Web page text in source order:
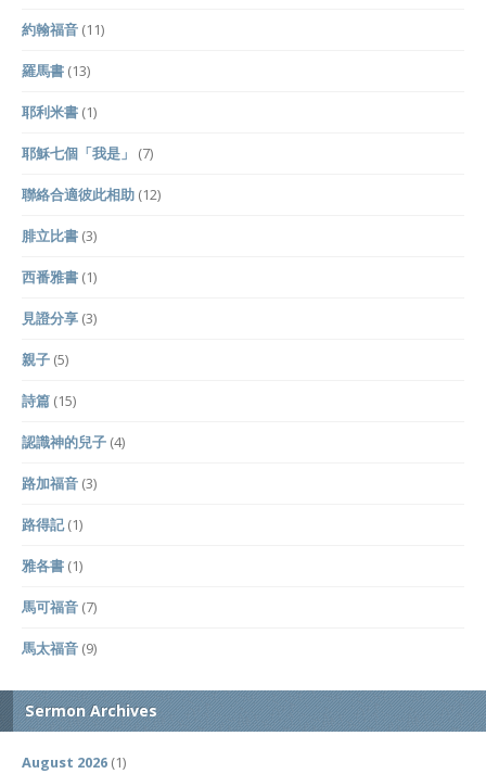
約翰福音 (11)
羅馬書 (13)
耶利米書 (1)
耶穌七個「我是」 (7)
聯絡合適彼此相助 (12)
腓立比書 (3)
西番雅書 (1)
見證分享 (3)
親子 (5)
詩篇 (15)
認識神的兒子 (4)
路加福音 (3)
路得記(1)
雅各書 (1)
馬可福音 (7)
馬太福音 (9)
Sermon Archives
August 2026 (1)